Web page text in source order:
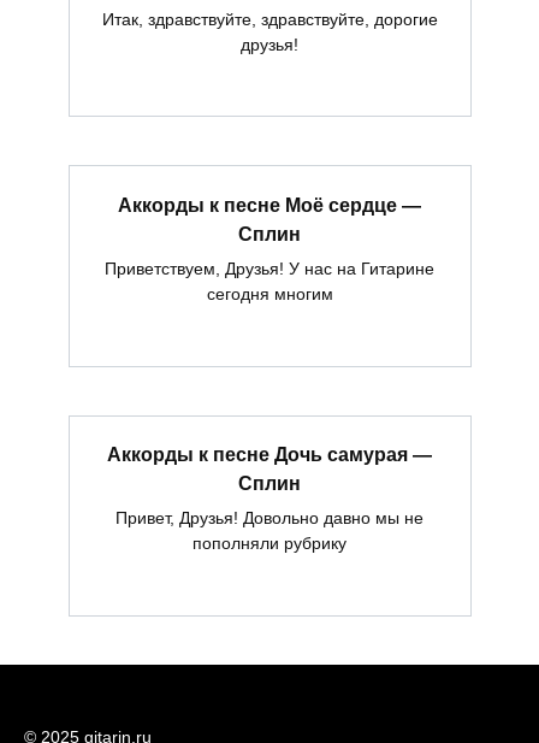
Итак, здравствуйте, здравствуйте, дорогие
друзья!
Аккорды к песне Моё сердце —
Сплин
Приветствуем, Друзья! У нас на Гитарине
сегодня многим
Аккорды к песне Дочь самурая —
Сплин
Привет, Друзья! Довольно давно мы не
пополняли рубрику
© 2025 gitarin.ru